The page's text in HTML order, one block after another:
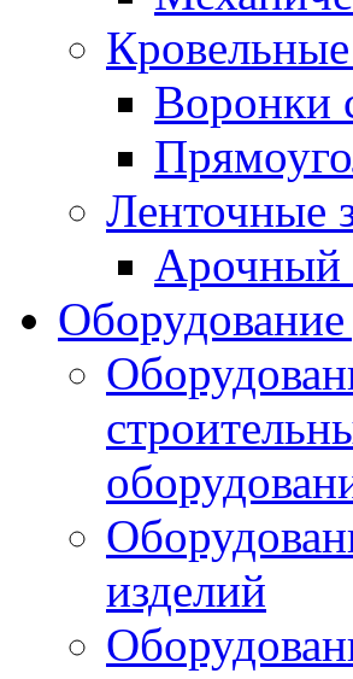
Воронки
Ленточные
Арочный
изделий